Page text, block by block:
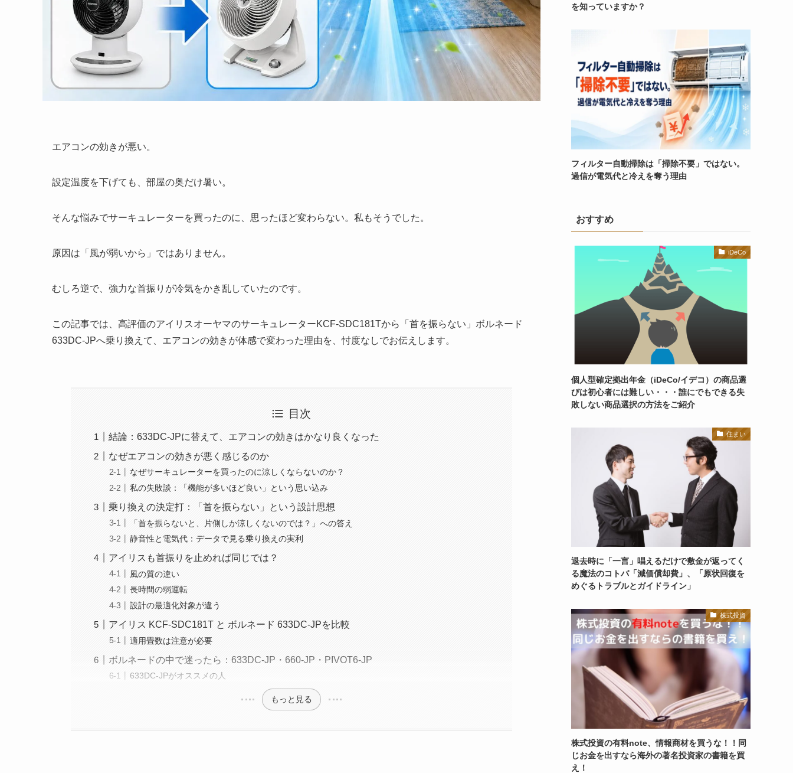
エアコンの効きが悪い。
設定温度を下げても、部屋の奥だけ暑い。
そんな悩みでサーキュレーターを買ったのに、思ったほど変わらない。私もそうでした。
原因は「風が弱いから」ではありません。
むしろ逆で、強力な首振りが冷気をかき乱していたのです。
この記事では、高評価のアイリスオーヤマのサーキュレーターKCF-SDC181Tから「首を振らない」ボルネード
633DC-JPへ乗り換えて、エアコンの効きが体感で変わった理由を、忖度なしでお伝えします。
目次
結論：633DC-JPに替えて、エアコンの効きはかなり良くなった
なぜエアコンの効きが悪く感じるのか
なぜサーキュレーターを買ったのに涼しくならないのか？
私の失敗談：「機能が多いほど良い」という思い込み
乗り換えの決定打：「首を振らない」という設計思想
「首を振らないと、片側しか涼しくないのでは？」への答え
静音性と電気代：データで見る乗り換えの実利
アイリスも首振りを止めれば同じでは？
風の質の違い
長時間の弱運転
設計の最適化対象が違う
アイリス KCF-SDC181T と ボルネード 633DC-JPを比較
適用畳数は注意が必要
ボルネードの中で迷ったら：633DC-JP・660-JP・PIVOT6-JP
633DC-JPがオススメの人
もっと見る
を知っていますか？
フィルター自動掃除は「掃除不要」ではない。
過信が電気代と冷えを奪う理由
おすすめ
iDeCo
個人型確定拠出年金（iDeCo/イデコ）の商品選
びは初心者には難しい・・・誰にでもできる失
敗しない商品選択の方法をご紹介
住まい
退去時に「一言」唱えるだけで敷金が返ってく
る魔法のコトバ「減価償却費」、「原状回復を
めぐるトラブルとガイドライン」
株式投資
株式投資の有料note、情報商材を買うな！！同
じお金を出すなら海外の著名投資家の書籍を買
え！